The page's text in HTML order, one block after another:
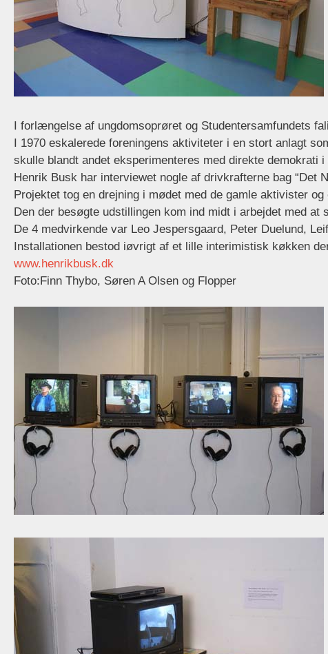
I forlængelse af ungdomsoprøret og Studentersamfundets
I 1970 eskalerede foreningens aktiviteter i en stort anlagt
skulle blandt andet eksperimenteres med direkte demokrati
Henrik Busk har interviewet nogle af drivkrafterne bag
Projektet tog en drejning i mødet med de gamle aktivister
Den der besøgte udstillingen kom ind midt i arbejdet med
De 4 medvirkende var Leo Jespersgaard, Peter Duelund,
Installationen bestod iøvrigt af et lille interimistisk køkken
www.henrikbusk.dk
Foto:Finn Thybo, Søren A Olsen og Flopper